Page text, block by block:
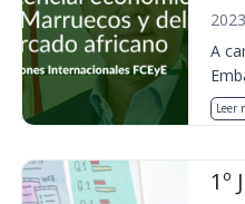
A
Leer
1º